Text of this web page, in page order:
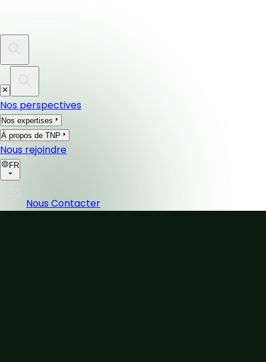
Nos perspectives
Nos expertises
À propos de TNP
Nous rejoindre
FR
Nous Contacter